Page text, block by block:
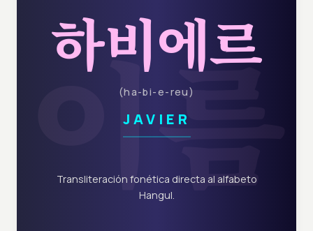
이름
하비에르
(ha-bi-e-reu)
JAVIER
Transliteración fonética directa al alfabeto
Hangul.